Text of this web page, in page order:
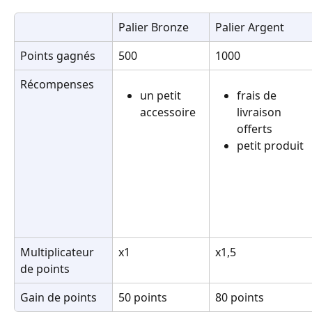
Palier Bronze
Palier Argent
Points gagnés
500
1000
Récompenses
un petit
accessoire
frais de
livraison
offerts
petit produit
Multiplicateur
de points
x1 x1,5
Gain de points 50 points 80 points